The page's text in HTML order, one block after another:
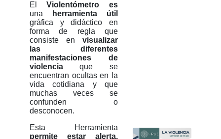
ElViolentómetro es
una
herramienta útil
gráfica y didáctico en
forma de regla que
consiste en visualizar
las diferentes
manifestaciones de
violencia que se
encuentran ocultas en la
vida cotidiana y que
muchas veces se
confunden o
desconocen.
Esta Herramienta
permite estar alerta,